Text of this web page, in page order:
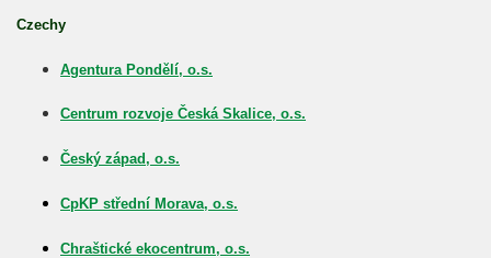
Czechy
Agentura Pondělí, o.s.
Centrum rozvoje Česká Skalice, o.s.
Český západ, o.s.
CpKP střední Morava, o.s.
Chraštické ekocentrum, o.s.